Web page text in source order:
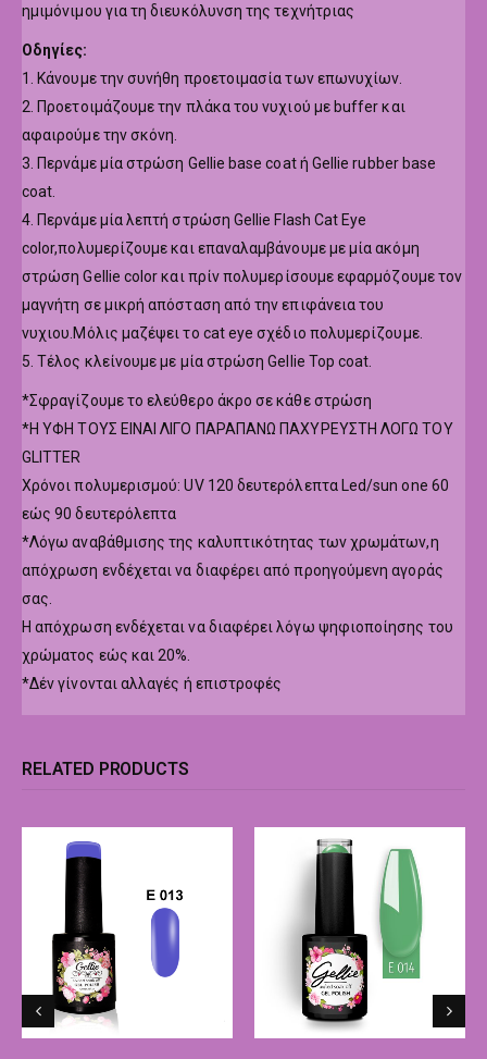
ημιμόνιμου για τη διευκόλυνση της τεχνήτριας
Οδηγίες:
1. Κάνουμε την συνήθη προετοιμασία των επωνυχίων.
2. Προετοιμάζουμε την πλάκα του νυχιού με buffer και
αφαιρούμε την σκόνη.
3. Περνάμε μία στρώση Gellie base coat ή Gellie rubber base
coat.
4. Περνάμε μία λεπτή στρώση Gellie Flash Cat Eye
color,πολυμερίζουμε και επαναλαμβάνουμε με μία ακόμη
στρώση Gellie color και πρίν πολυμερίσουμε εφαρμόζουμε τον
μαγνήτη σε μικρή απόσταση από την επιφάνεια του
νυχιου.Μόλις μαζέψει το cat eye σχέδιο πολυμερίζουμε.
5. Τέλος κλείνουμε με μία στρώση Gellie Top coat.
*Σφραγίζουμε το ελεύθερο άκρο σε κάθε στρώση
*Η ΥΦΗ ΤΟΥΣ ΕΙΝΑΙ ΛΙΓΟ ΠΑΡΑΠΑΝΩ ΠΑΧΥΡΕΥΣΤΗ ΛΟΓΩ ΤΟΥ
GLITTER
Χρόνοι πολυμερισμού: UV 120 δευτερόλεπτα Led/sun one 60
εώς 90 δευτερόλεπτα
*Λόγω αναβάθμισης της καλυπτικότητας των χρωμάτων,η
απόχρωση ενδέχεται να διαφέρει από προηγούμενη αγοράς
σας.
Η απόχρωση ενδέχεται να διαφέρει λόγω ψηφιοποίησης του
χρώματος εώς και 20%.
*Δέν γίνονται αλλαγές ή επιστροφές
RELATED PRODUCTS